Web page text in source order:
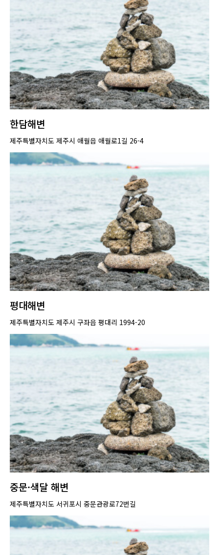
한담해변
제주특별자치도 제주시 애월읍 애월로1길 26-4
평대해변
제주특별자치도 제주시 구좌읍 평대리 1994-20
중문·색달 해변
제주특별자치도 서귀포시 중문관광로72번길